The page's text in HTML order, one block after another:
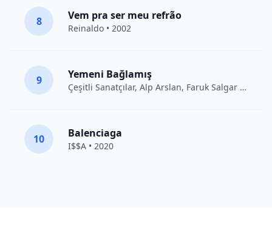
8 Vem pra ser meu refrão
Reinaldo • 2002
9 Yemeni Bağlamış
Çeşitli Sanatçılar, Alp Arslan, Faruk Salgar • 2012
10 Balenciaga
I$$A • 2020